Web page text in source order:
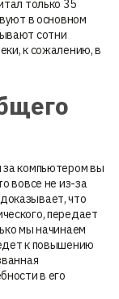
только 35
в основном
сотни
к сожалению, в
за компьютером вы
вовсе не из-за
что
передает
мы начинаем
к повышению
в его